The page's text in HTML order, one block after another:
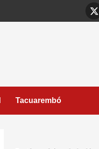
X
Tacuarembó